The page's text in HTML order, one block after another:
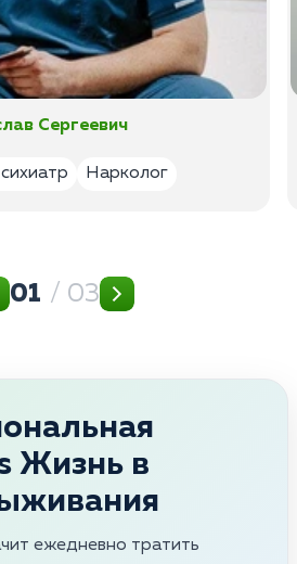
Сергеевич
Нарколог
01 / 03
Жизнь в
ежедневно тратить